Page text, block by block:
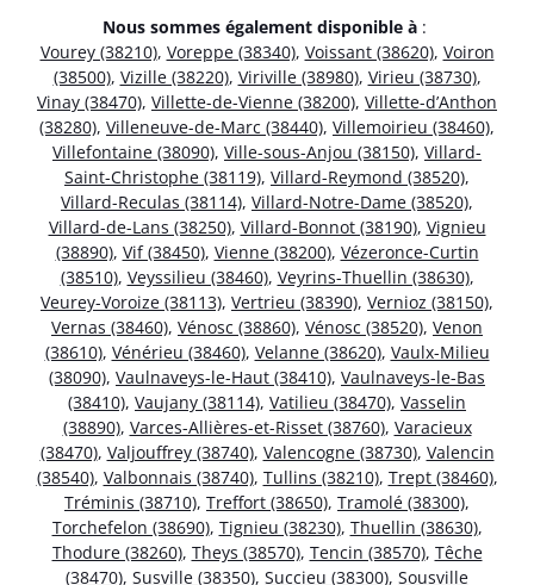
Nous sommes également disponible à :
Vourey (38210), Voreppe (38340), Voissant (38620), Voiron
(38500), Vizille (38220), Viriville (38980), Virieu (38730),
Vinay (38470), Villette-de-Vienne (38200), Villette-d’Anthon
(38280), Villeneuve-de-Marc (38440), Villemoirieu (38460),
Villefontaine (38090), Ville-sous-Anjou (38150), Villard-
Saint-Christophe (38119), Villard-Reymond (38520),
Villard-Reculas (38114), Villard-Notre-Dame (38520),
Villard-de-Lans (38250), Villard-Bonnot (38190), Vignieu
(38890), Vif (38450), Vienne (38200), Vézeronce-Curtin
(38510), Veyssilieu (38460), Veyrins-Thuellin (38630),
Veurey-Voroize (38113), Vertrieu (38390), Vernioz (38150),
Vernas (38460), Vénosc (38860), Vénosc (38520), Venon
(38610), Vénérieu (38460), Velanne (38620), Vaulx-Milieu
(38090), Vaulnaveys-le-Haut (38410), Vaulnaveys-le-Bas
(38410), Vaujany (38114), Vatilieu (38470), Vasselin
(38890), Varces-Allières-et-Risset (38760), Varacieux
(38470), Valjouffrey (38740), Valencogne (38730), Valencin
(38540), Valbonnais (38740), Tullins (38210), Trept (38460),
Tréminis (38710), Treffort (38650), Tramolé (38300),
Torchefelon (38690), Tignieu (38230), Thuellin (38630),
Thodure (38260), Theys (38570), Tencin (38570), Têche
(38470), Susville (38350), Succieu (38300), Sousville